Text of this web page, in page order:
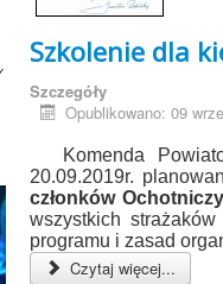
Szkolenie dla
Szczegóły
Opublikowano: 09
Komenda
20.09.2019r.
członków
wszystkich
programu i zasad
Czytaj więcej...